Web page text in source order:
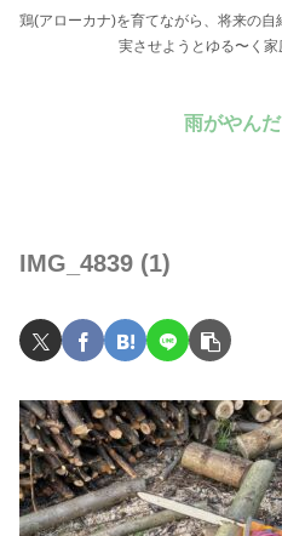
鶏(アローカナ)を育てながら、将来の
実させようとゆる〜く
雨がやん
IMG_4839 (1)